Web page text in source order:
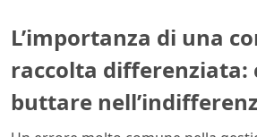
L’importanza di una
raccolta differenziata:
buttare